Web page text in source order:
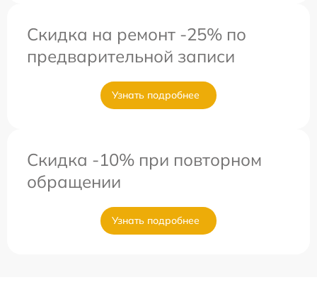
Скидка на ремонт -25% по
предварительной записи
Узнать подробнее
Скидка -10% при повторном
обращении
Узнать подробнее